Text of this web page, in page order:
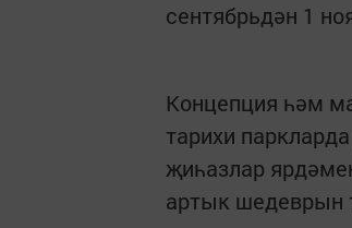
сентябрьдән 1
Концепция һәм
тарихи
җиһазлар
артык шедеврын